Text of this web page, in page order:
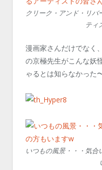
クリーク・アンド・リ
ティ
漫画家さんだけでなく
の京極先生がこんな妖
ゃるとは知らなかった
いつもの風景・・・気